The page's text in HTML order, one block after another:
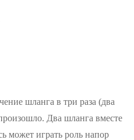
шланга в три раза (два
Два шланга вместе
может играть роль напор